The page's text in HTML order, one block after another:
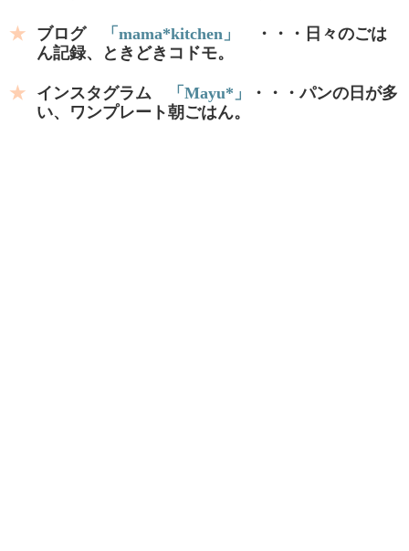
ブログ 「mama*kitchen」
・・・日々のごは
ん記録、ときどきコドモ。
インスタグラム 「Mayu*」
・・・パンの日が多
い、ワンプレート朝ごはん。